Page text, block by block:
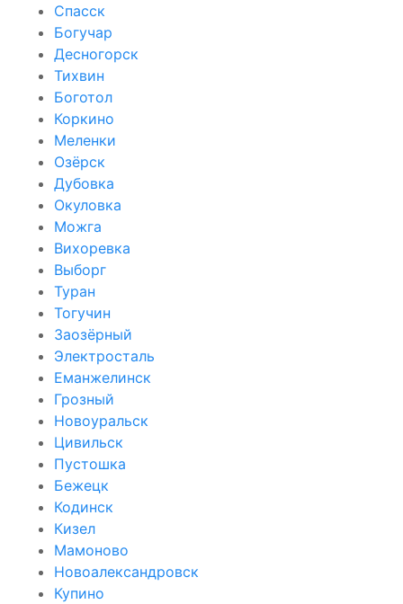
Спасск
Богучар
Десногорск
Тихвин
Боготол
Коркино
Меленки
Озёрск
Дубовка
Окуловка
Можга
Вихоревка
Выборг
Туран
Тогучин
Заозёрный
Электросталь
Еманжелинск
Грозный
Новоуральск
Цивильск
Пустошка
Бежецк
Кодинск
Кизел
Мамоново
Новоалександровск
Купино